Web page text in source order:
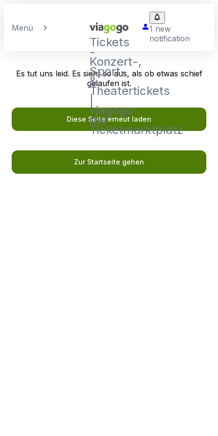
Menü
Tickets
-
Konzert-,
Sport-
&
Theatertickets
viagogo
der
Ticketmarktplatz
1 new
notification
Es tut uns leid. Es sieht so aus, als ob etwas schief
gelaufen ist.
Diese Seite erneut laden
Zur Startseite gehen